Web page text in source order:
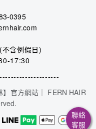
0395
含例假日)
17:30
---------------
官方網站｜ FERN HAIR
聯絡
客服